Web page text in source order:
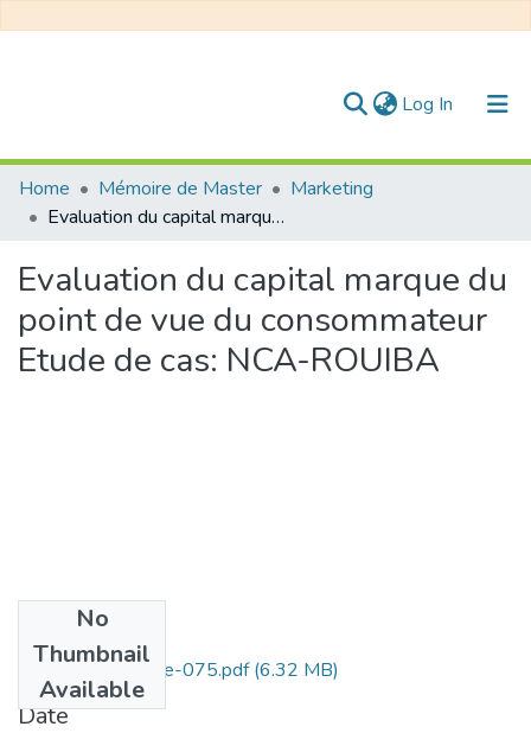
Log In (current)
Communities & Collections
All of DSpace
Statistics
Home Mémoire de Master
Marketing
Evaluation du capital marque du point de vue du consommateur Etude de cas: NCA-ROUIBA
Evaluation du capital marque du
point de vue du consommateur
Etude de cas: NCA-ROUIBA
No
Thumbnail
Available
Ait Challal Yasmine-075.pdf(6.32 MB)
Date